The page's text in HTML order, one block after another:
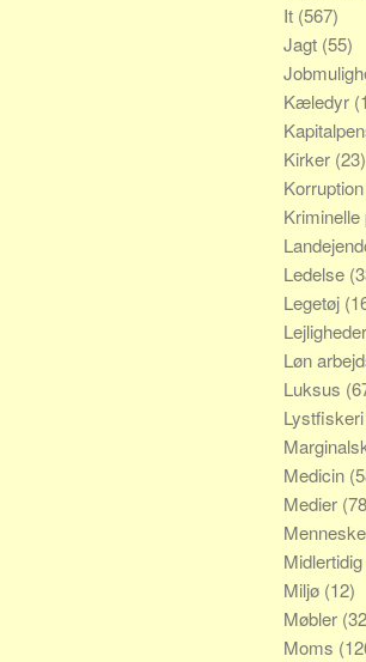
It (567)
Jagt (55)
Kæledyr
Kirker (23)
Korruption
Kriminelle
Ledelse
Legetøj
Lejligheder
Løn
Luksus
Lystfiskeri
Medicin
Medier
Miljø (12)
Møbler
Moms